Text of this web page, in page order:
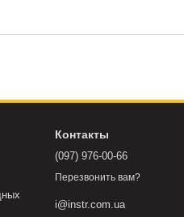
Контакты
(097) 976-00-66
Перезвонить вам?
i@instr.com.ua